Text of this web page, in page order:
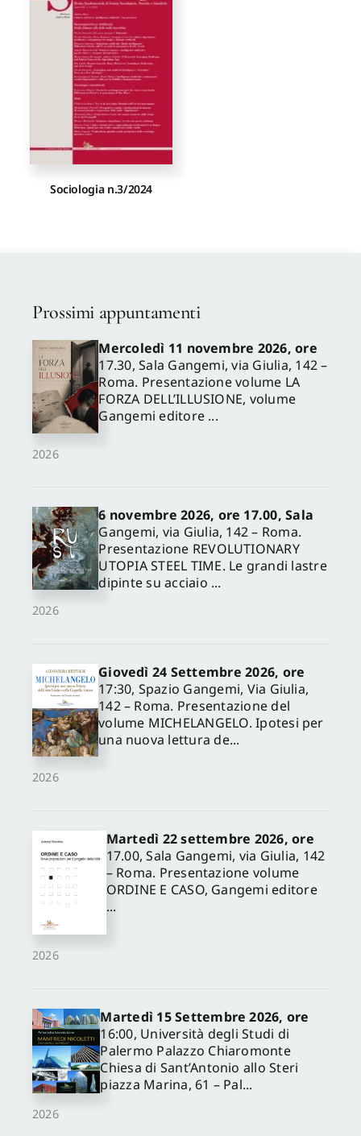
Proposte di pubblicazione
Gangemi Editore
Newsletter
Sociologia n.3/2024
Prossimi appuntamenti
2026
Mercoledì 11 novembre 2026, ore
17.30, Sala Gangemi, via Giulia, 142 –
Roma. Presentazione volume LA
FORZA DELL’ILLUSIONE, volume
Gangemi editore ...
2026
6 novembre 2026, ore 17.00, Sala
Gangemi, via Giulia, 142 – Roma.
Presentazione REVOLUTIONARY
UTOPIA STEEL TIME. Le grandi lastre
dipinte su acciaio ...
2026
Giovedì 24 Settembre 2026, ore
17:30, Spazio Gangemi, Via Giulia,
142 – Roma. Presentazione del
volume MICHELANGELO. Ipotesi per
una nuova lettura de...
2026
Martedì 22 settembre 2026, ore
17.00, Sala Gangemi, via Giulia, 142
– Roma. Presentazione volume
ORDINE E CASO, Gangemi editore
...
2026
Martedì 15 Settembre 2026, ore
16:00, Università degli Studi di
Palermo Palazzo Chiaromonte
Chiesa di Sant’Antonio allo Steri
piazza Marina, 61 – Pal...